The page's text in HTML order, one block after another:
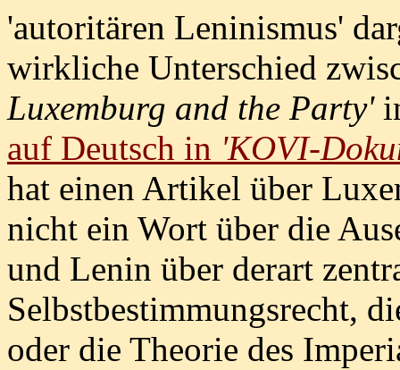
'autoritären Leninismus'
wirkliche Unterschied
Luxemburg and the Party'
auf Deutsch in 'KOVI-
hat einen Artikel über
nicht ein Wort über die
und Lenin über derart
Selbstbestimmungsrecht,
oder die Theorie des